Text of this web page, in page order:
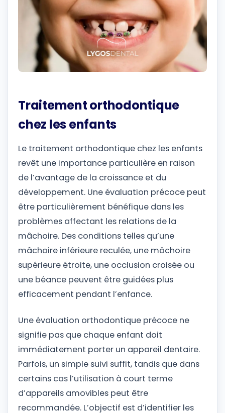
Traitement orthodontique
chez les enfants
Le traitement orthodontique chez les enfants
revêt une importance particulière en raison
de l’avantage de la croissance et du
développement. Une évaluation précoce peut
être particulièrement bénéfique dans les
problèmes affectant les relations de la
mâchoire. Des conditions telles qu’une
mâchoire inférieure reculée, une mâchoire
supérieure étroite, une occlusion croisée ou
une béance peuvent être guidées plus
efficacement pendant l’enfance.
Une évaluation orthodontique précoce ne
signifie pas que chaque enfant doit
immédiatement porter un appareil dentaire.
Parfois, un simple suivi suffit, tandis que dans
certains cas l’utilisation à court terme
d’appareils amovibles peut être
recommandée. L’objectif est d’identifier les